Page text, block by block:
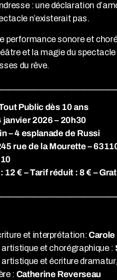
: une déclaration
n’existerait pas.
performance sonore et
et la magie du
du rêve.
Public dès 10 ans
janvier 2026 – 20h30
– 4 esplanade de Russi
rue de la Mourette –
12 € – Tarif réduit : 8 € –
et interprétation:Carole
et chorégraphique :
et écriture
: Catherine Reverseau